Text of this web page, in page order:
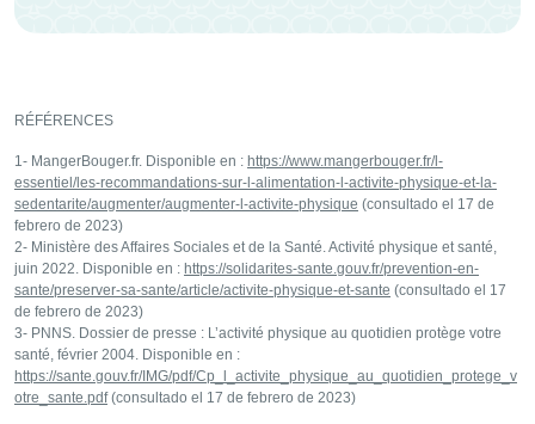
RÉFÉRENCES
1- MangerBouger.fr. Disponible en : https://www.mangerbouger.fr/l-
essentiel/les-recommandations-sur-l-alimentation-l-activite-physique-et-la-
sedentarite/augmenter/augmenter-l-activite-physique (consultado el 17 de
febrero de 2023)
2- Ministère des Affaires Sociales et de la Santé. Activité physique et santé,
juin 2022. Disponible en : https://solidarites-sante.gouv.fr/prevention-en-
sante/preserver-sa-sante/article/activite-physique-et-sante (consultado el 17
de febrero de 2023)
3- PNNS. Dossier de presse : L’activité physique au quotidien protège votre
santé, février 2004. Disponible en :
https://sante.gouv.fr/IMG/pdf/Cp_l_activite_physique_au_quotidien_protege_v
otre_sante.pdf(consultado el 17 de febrero de 2023)